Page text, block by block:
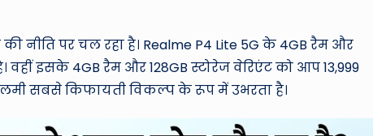
नीति पर चल रहा है। Realme P4 Lite 5G के 4GB रैम और
वहीं इसके 4GB रैम और 128GB स्टोरेज वेरिएंट को आप 13,999
सबसे किफायती विकल्प के रूप में उभरता है।